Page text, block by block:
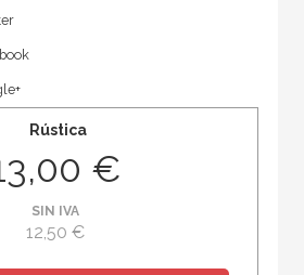
Rústica
€
SIN IVA
12,50 €